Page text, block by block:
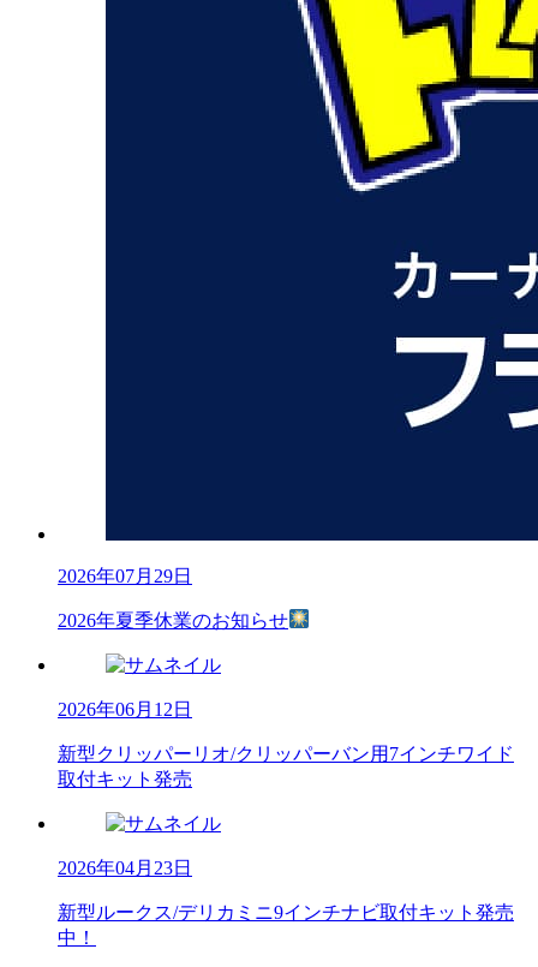
2026年07月29日
2026年夏季休業のお知らせ
2026年06月12日
新型クリッパーリオ/クリッパーバン用7インチワイド
取付キット発売
2026年04月23日
新型ルークス/デリカミニ9インチナビ取付キット発売
中！